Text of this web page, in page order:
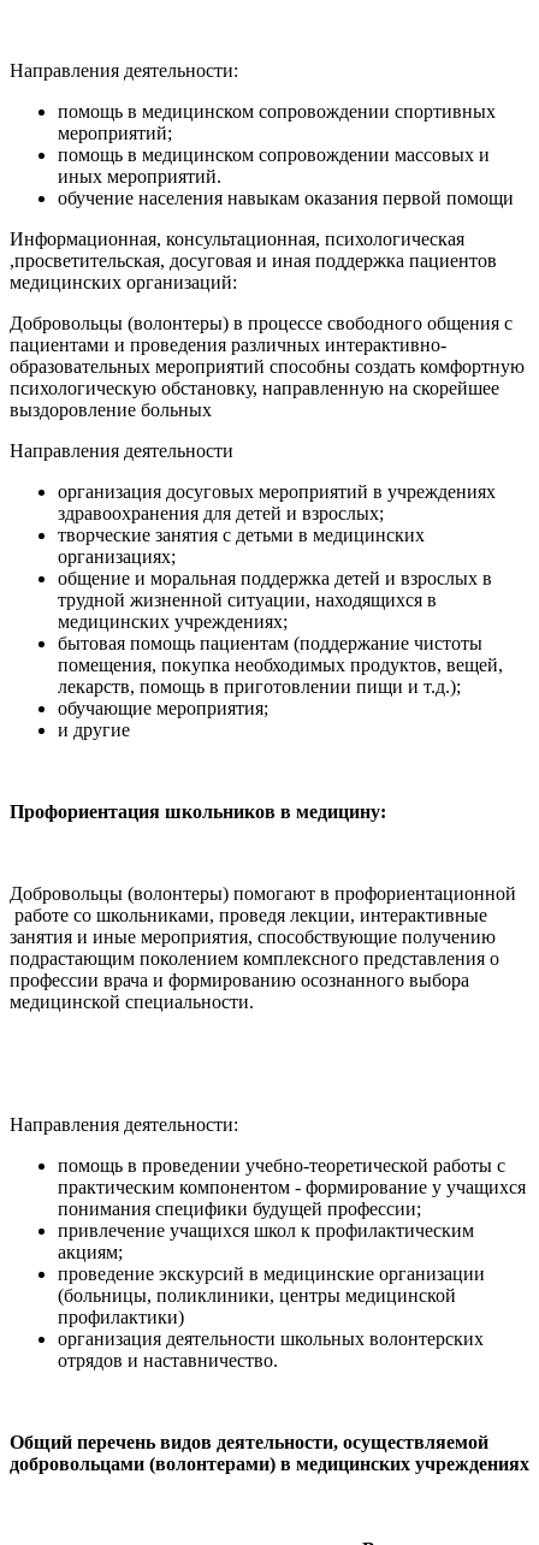
Направления деятельности:
помощь в медицинском сопровождении спортивных
мероприятий;
помощь в медицинском сопровождении массовых и
иных мероприятий.
обучение населения навыкам оказания первой помощи
Информационная, консультационная, психологическая
,просветительская, досуговая и иная поддержка пациентов
медицинских организаций:
Добровольцы (волонтеры) в процессе свободного общения с
пациентами и проведения различных интерактивно-
образовательных мероприятий способны создать комфортную
психологическую обстановку, направленную на скорейшее
выздоровление больных
Направления деятельности
организация досуговых мероприятий в учреждениях
здравоохранения для детей и взрослых;
творческие занятия с детьми в медицинских
организациях;
общение и моральная поддержка детей и взрослых в
трудной жизненной ситуации, находящихся в
медицинских учреждениях;
бытовая помощь пациентам (поддержание чистоты
помещения, покупка необходимых продуктов, вещей,
лекарств, помощь в приготовлении пищи и т.д.);
обучающие мероприятия;
и другие
Профориентация школьников в медицину:
Добровольцы (волонтеры) помогают в профориентационной
работе со школьниками, проведя лекции, интерактивные
занятия и иные мероприятия, способствующие получению
подрастающим поколением комплексного представления о
профессии врача и формированию осознанного выбора
медицинской специальности.
Направления деятельности:
помощь в проведении учебно-теоретической работы с
практическим компонентом - формирование у учащихся
понимания специфики будущей профессии;
привлечение учащихся школ к профилактическим
акциям;
проведение экскурсий в медицинские организации
(больницы, поликлиники, центры медицинской
профилактики)
организация деятельности школьных волонтерских
отрядов и наставничество.
Общий перечень видов деятельности, осуществляемой
добровольцами (волонтерами) в медицинских учреждениях